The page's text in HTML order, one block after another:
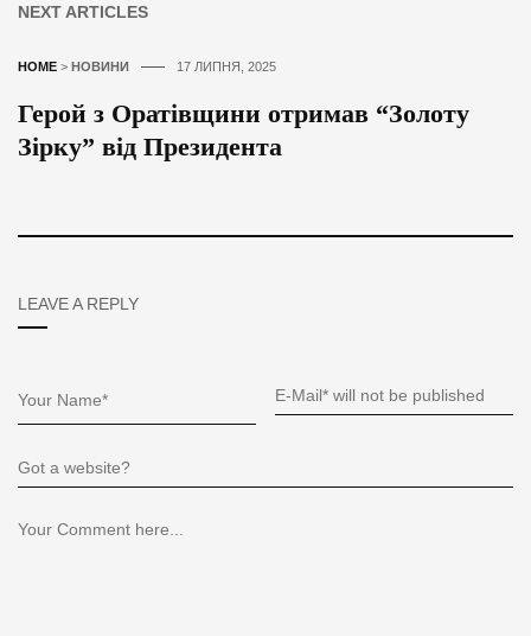
NEXT ARTICLES
HOME > НОВИНИ 17 ЛИПНЯ, 2025
Герой з Оратівщини отримав “Золоту
Зірку” від Президента
LEAVE A REPLY